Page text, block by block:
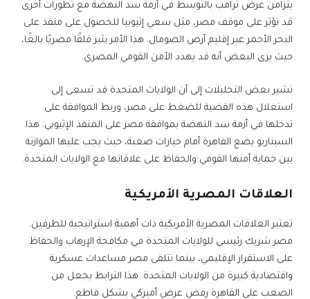
يتزامن عرض ترامب بالتوسط في أزمة سد النهضة مع تطورات أخرى
قد تؤثر على موقف مصر، مثل سعي إثيوبيا للحصول على منفذ على
البحر الأحمر عبر إقليم أرض الصومال. هذا الأمر يثير قلقًا مصريًا بالغًا،
حيث يرى البعض أنه قد يهدد الأمن القومي المصري.
تشير بعض التحليلات إلى أن الولايات المتحدة قد تسعى إلى
استغلال هذه القضية للضغط على مصر، وربط الموافقة على
تدخلها في أزمة سد النهضة بموافقة مصر على المنفذ الإثيوبي. هذا
السيناريو يضع القاهرة أمام خيارات صعبة، حيث يجب عليها الموازنة
بين حماية أمنها القومي والحفاظ على علاقاتها مع الولايات المتحدة.
العلاقات المصرية الأمريكية
تعتبر العلاقات المصرية الأمريكية ذات أهمية استراتيجية للطرفين.
مصر شريك رئيسي للولايات المتحدة في مكافحة الإرهاب والحفاظ
على الاستقرار الإقليمي، بينما تتلقى مصر مساعدات عسكرية
واقتصادية كبيرة من الولايات المتحدة. هذا الترابط يجعل من
الصعب على القاهرة رفض عرض أميركي بشكل قاطع.